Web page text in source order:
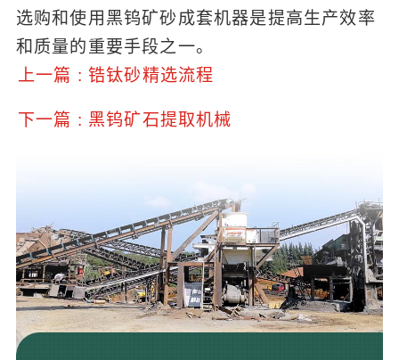
选购和使用黑钨矿砂成套机器是提高生产效率
和质量的重要手段之一。
上一篇 : 锆钛砂精选流程
下一篇 : 黑钨矿石提取机械